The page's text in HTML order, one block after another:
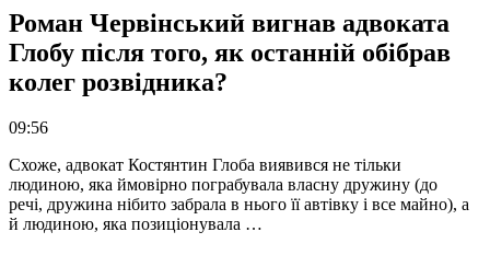
Роман Червінський вигнав адвоката
Глобу після того, як останній обібрав
колег розвідника?
09:56
Схоже, адвокат Костянтин Глоба виявився не тільки
людиною, яка ймовірно пограбувала власну дружину (до
речі, дружина нібито забрала в нього її автівку і все майно), а
й людиною, яка позиціонувала …